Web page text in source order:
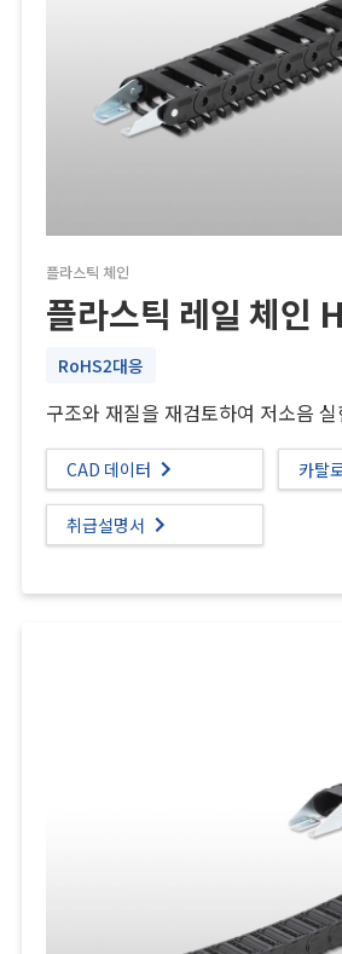
플라스틱 체인
플라스틱 레일 체인
RoHS2대응
구조와 재질을 재검토하여 저소음 실
CAD 데이터 카탈
취급설명서